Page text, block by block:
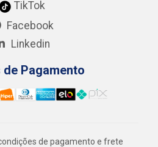
TikTok
Facebook
Linkedin
de Pagamento
de pagamento e frete